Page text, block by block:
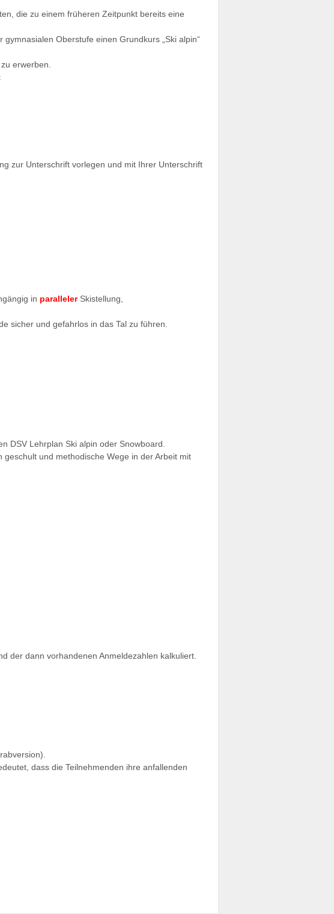
die zu einem früheren Zeitpunkt bereits eine
Oberstufe einen Grundkurs „Ski alpin“
erwerben.
zur Unterschrift vorlegen und mit Ihrer Unterschrift
in parallelerSkistellung,
sicher und gefahrlos in das Tal zu führen.
DSV Lehrplan Ski alpin oder Snowboard.
und methodische Wege in der Arbeit mit
der dann vorhandenen Anmeldezahlen kalkuliert.
dass die Teilnehmenden ihre anfallenden